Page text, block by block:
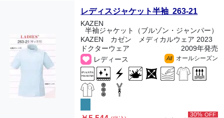
レディスジャケット半袖 263-21
KAZEN
半袖ジャケット（ブルゾン・ジャンパー）
KAZEN カゼン メディカルウェア 2023
ドクターウェア
2009年発売
レディース
All オールシーズン
30% OFF